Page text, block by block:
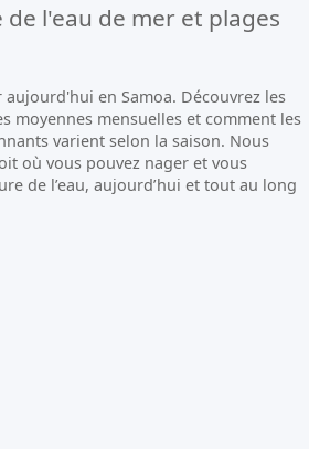
l'eau de mer et plages
en Samoa. Découvrez les
moyennes mensuelles et comment les
varient selon la saison. Nous
où vous pouvez nager et vous
de l’eau, aujourd’hui et tout au long